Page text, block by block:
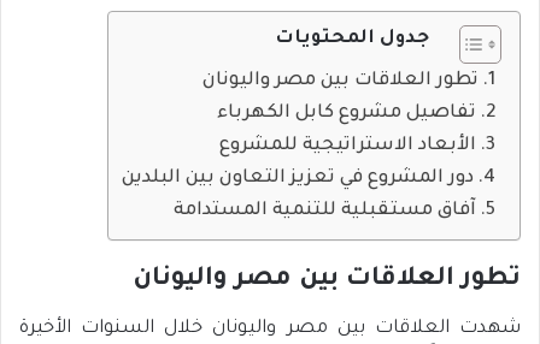
جدول المحتويات
تطور العلاقات بين مصر واليونان
تفاصيل مشروع كابل الكهرباء
الأبعاد الاستراتيجية للمشروع
دور المشروع في تعزيز التعاون بين البلدين
آفاق مستقبلية للتنمية المستدامة
تطور العلاقات بين مصر واليونان
شهدت العلاقات بين مصر واليونان خلال السنوات الأخيرة